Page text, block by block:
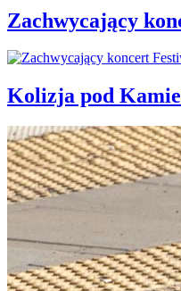
Zachwycający
Kolizja pod